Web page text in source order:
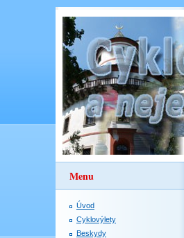
Menu
Úvod
Cyklovýlety
Beskydy